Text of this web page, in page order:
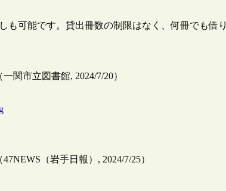
も可能です。貸出冊数の制限はなく、何冊でも借り
関市立図書館, 2024/7/20）
（岩手日報）, 2024/7/25）